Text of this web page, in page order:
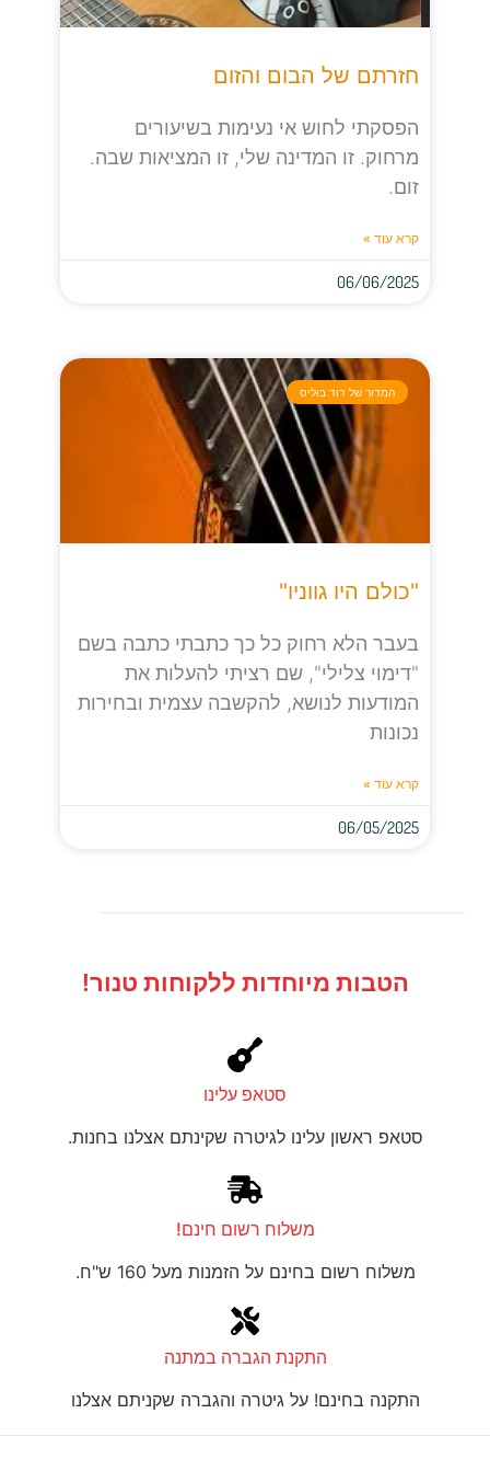
חזרתם של הבום והזום
הפסקתי לחוש אי נעימות בשיעורים
מרחוק. זו המדינה שלי, זו המציאות שבה.
זום.
קרא עוד »
06/06/2025
המדור של דוד בוליס
"כולם היו גווניו"
בעבר הלא רחוק כל כך כתבתי כתבה בשם
"דימוי צלילי", שם רציתי להעלות את
המודעות לנושא, להקשבה עצמית ובחירות
נכונות
קרא עוד »
06/05/2025
הטבות מיוחדות ללקוחות טנור!
סטאפ עלינו
סטאפ ראשון עלינו לגיטרה שקינתם אצלנו בחנות.
משלוח רשום חינם!
משלוח רשום בחינם על הזמנות מעל 160 ש"ח.
התקנת הגברה במתנה
התקנה בחינם! על גיטרה והגברה שקניתם אצלנו